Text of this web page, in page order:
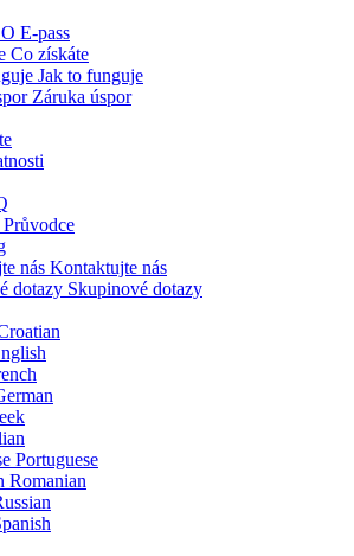
O E-pass
Co získáte
Jak to funguje
Záruka úspor
Průvodce
nás Kontaktujte nás
dotazy Skupinové dotazy
Portuguese
Romanian